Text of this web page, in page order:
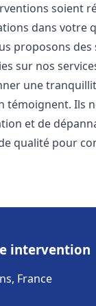
soient
dans votre
proposons
sur nos
une
témoignent. Ils
et de
qualité pour
intervention
France